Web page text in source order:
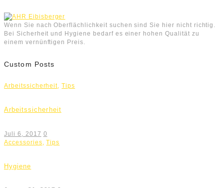
Wenn Sie nach Oberflächlichkeit suchen sind Sie hier nicht richtig.
Bei Sicherheit und Hygiene bedarf es einer hohen Qualität zu
einem vernünftigen Preis.
Custom Posts
Arbeitssicherheit,Tips
Arbeitssicherheit
Juli 6, 2017 0
Accessories ,Tips
Hygiene